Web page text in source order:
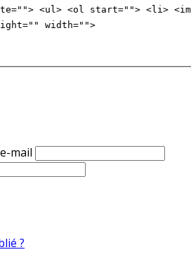
<ul> <ol start=""> <li>
width="">
mail
?